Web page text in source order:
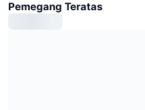
Pemegang Teratas